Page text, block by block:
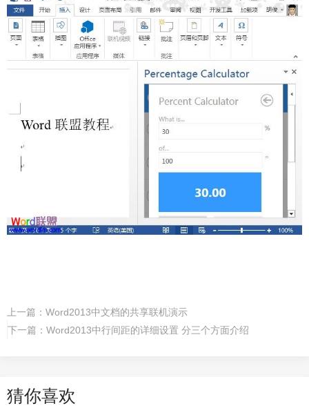
上一篇： Word2013中文档的共享联机演示
下一篇： Word2013中行间距的详细设置 分三个方面介绍
猜你喜欢